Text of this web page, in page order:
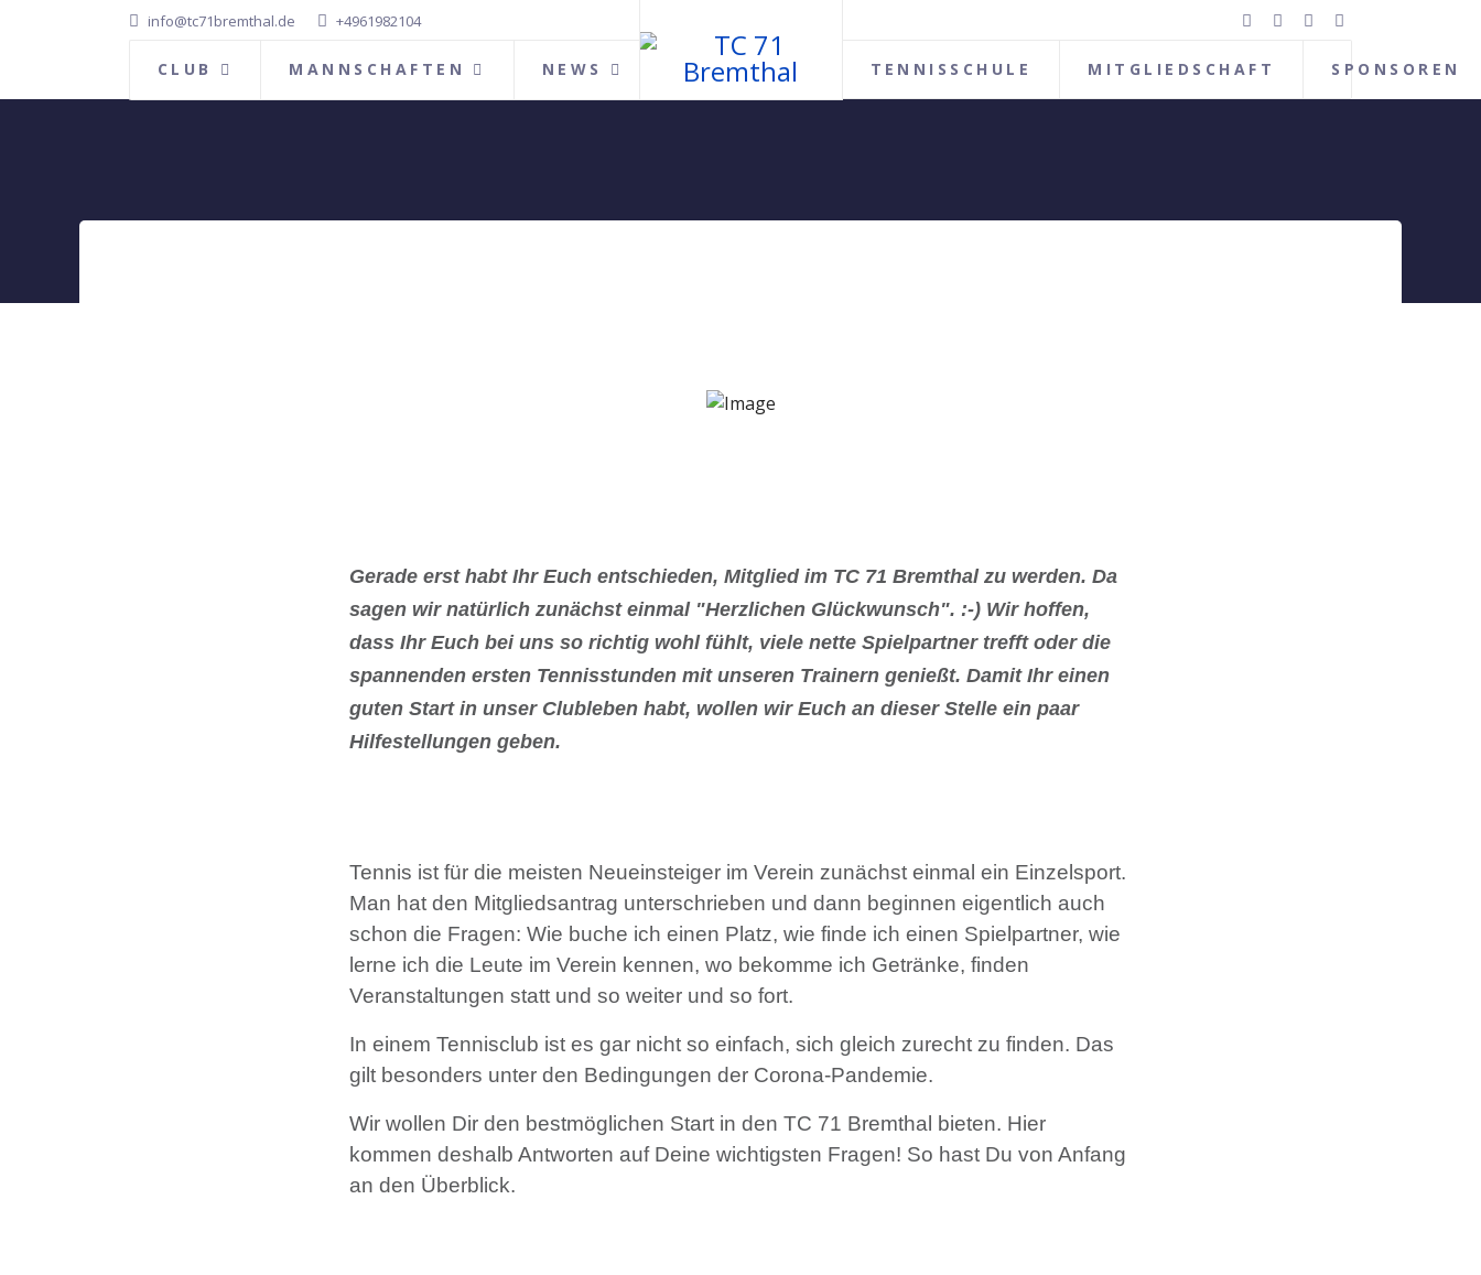
info@tc71bremthal.de +4961982104
CLUB MANNSCHAFTEN NEWS TENNISSCHULE MITGLIEDSCHAFT SPONSOREN
Neu im Club - und jetzt!?
Gerade erst habt Ihr Euch entschieden, Mitglied im TC 71 Bremthal zu werden. Da
sagen wir natürlich zunächst einmal "Herzlichen Glückwunsch". :-) Wir hoffen,
dass Ihr Euch bei uns so richtig wohl fühlt, viele nette Spielpartner trefft oder die
spannenden ersten Tennisstunden mit unseren Trainern genießt. Damit Ihr einen
guten Start in unser Clubleben habt, wollen wir Euch an dieser Stelle ein paar
Hilfestellungen geben.
Tennis ist für die meisten Neueinsteiger im Verein zunächst einmal ein Einzelsport.
Man hat den Mitgliedsantrag unterschrieben und dann beginnen eigentlich auch
schon die Fragen: Wie buche ich einen Platz, wie finde ich einen Spielpartner, wie
lerne ich die Leute im Verein kennen, wo bekomme ich Getränke, finden
Veranstaltungen statt und so weiter und so fort.
In einem Tennisclub ist es gar nicht so einfach, sich gleich zurecht zu finden. Das
gilt besonders unter den Bedingungen der Corona-Pandemie.
Wir wollen Dir den bestmöglichen Start in den TC 71 Bremthal bieten. Hier
kommen deshalb Antworten auf Deine wichtigsten Fragen! So hast Du von Anfang
an den Überblick.